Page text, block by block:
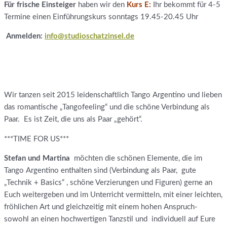
Für frische Einsteiger haben wir den Kurs E:
Ihr bekommt für 4-5
Termine einen Einführungskurs sonntags 19.45-20.45 Uhr
Anmelden: info@studioschatzinsel.de
Wir tanzen seit 2015 leidenschaftlich Tango Argentino und lieben
das romantische „Tangofeeling“ und die schöne Verbindung als
Paar. Es ist Zeit, die uns als Paar „gehört“.
***TIME FOR US***
Stefan und Martina
möchten die schönen Elemente, die im
Tango Argentino enthalten sind (Verbindung als Paar, gute
„Technik + Basics“ , schöne Verzierungen und Figuren) gerne an
Euch weitergeben und im Unterricht vermitteln, mit einer leichten,
fröhlichen Art und gleichzeitig mit einem hohen Anspruch-
sowohl an einen hochwertigen Tanzstil und individuell auf Eure